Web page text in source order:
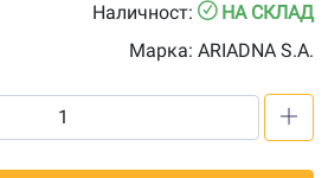
Наличност:
НА СКЛАД
Марка: ARIADNA S.A.